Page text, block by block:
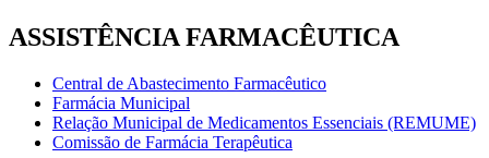
ASSISTÊNCIA FARMACÊUTICA
Central de Abastecimento Farmacêutico
Farmácia Municipal
Relação Municipal de Medicamentos Essenciais (REMUME)
Comissão de Farmácia Terapêutica